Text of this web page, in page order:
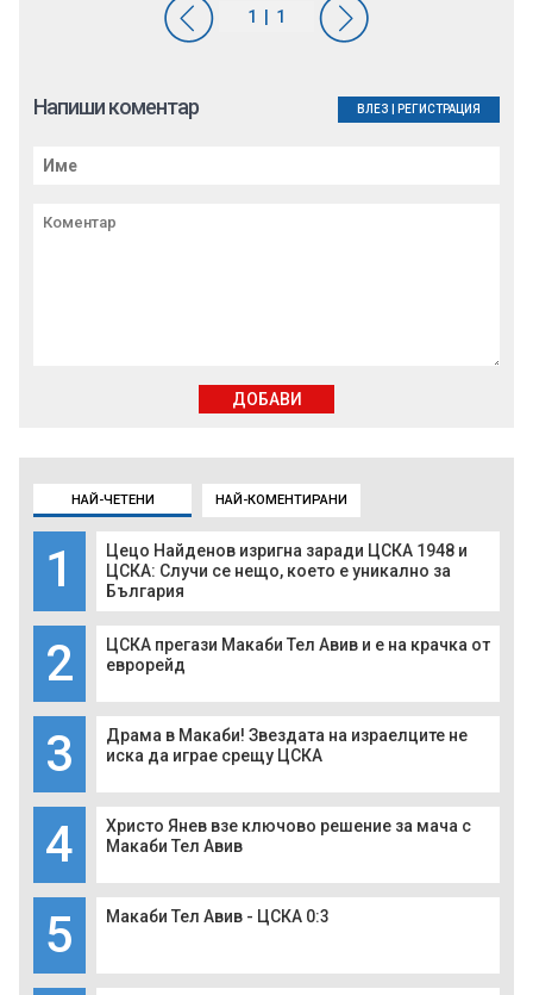
НАЙ-ЧЕТЕНИ НАЙ-КОМЕНТИРАНИ
1
Цецо Найденов изригна заради ЦСКА 1948 и
ЦСКА: Случи се нещо, което е уникално за
България
2
ЦСКА прегази Макаби Тел Авив и е на крачка от
еврорейд
3
Драма в Макаби! Звездата на израелците не
иска да играе срещу ЦСКА
4
Христо Янев взе ключово решение за мача с
Макаби Тел Авив
5 Макаби Тел Авив - ЦСКА 0:3
Напиши коментар ВЛЕЗ РЕГИСТРАЦИЯ
ДОБАВИ